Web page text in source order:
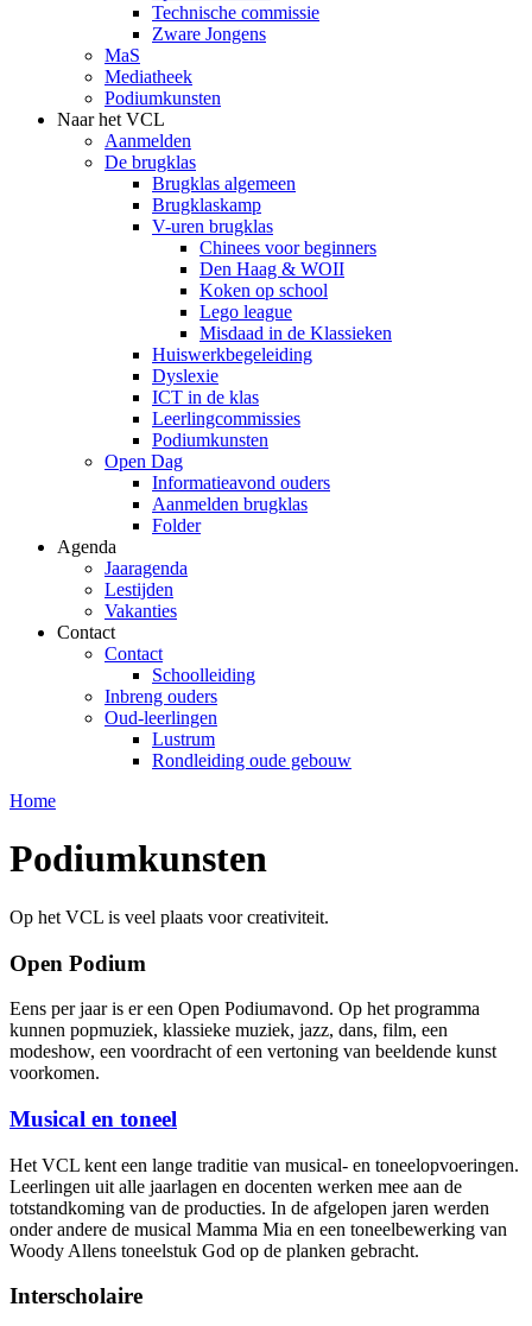
Technische commissie
Zware Jongens
MaS
Mediatheek
Podiumkunsten
Naar het VCL
Aanmelden
De brugklas
Brugklas algemeen
Brugklaskamp
V-uren brugklas
Chinees voor beginners
Den Haag & WOII
Koken op school
Lego league
Misdaad in de Klassieken
Huiswerkbegeleiding
Dyslexie
ICT in de klas
Leerlingcommissies
Podiumkunsten
Open Dag
Informatieavond ouders
Aanmelden brugklas
Folder
Agenda
Jaaragenda
Lestijden
Vakanties
Contact
Contact
Schoolleiding
Inbreng ouders
Oud-leerlingen
Lustrum
Rondleiding oude gebouw
Home
Podiumkunsten
Op het VCL is veel plaats voor creativiteit.
Open Podium
Eens per jaar is er een Open Podiumavond. Op het programma
kunnen popmuziek, klassieke muziek, jazz, dans, film, een
modeshow, een voordracht of een vertoning van beeldende kunst
voorkomen.
Musical en toneel
Het VCL kent een lange traditie van musical- en toneelopvoeringen.
Leerlingen uit alle jaarlagen en docenten werken mee aan de
totstandkoming van de producties. In de afgelopen jaren werden
onder andere de musical Mamma Mia en een toneelbewerking van
Woody Allens toneelstuk God op de planken gebracht.
Interscholaire